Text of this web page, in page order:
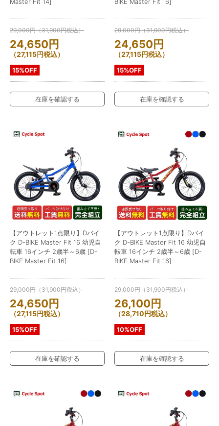
29,000円（31,900円税込）
24,650円
（27,115円税込）
15%OFF
在庫を確認する
29,000円（31,900円税込）
24,650円
（27,115円税込）
15%OFF
在庫を確認する
【アウトレット1点限り】Dバイ
ク D-BIKE Master Fit 16 幼児自
転車 16インチ 2歳半～6歳 [D-
BIKE Master Fit 16]
29,000円（31,900円税込）
24,650円
（27,115円税込）
15%OFF
在庫を確認する
【アウトレット1点限り】Dバイ
ク D-BIKE Master Fit 16 幼児自
転車 16インチ 2歳半～6歳 [D-
BIKE Master Fit 16]
29,000円（31,900円税込）
26,100円
（28,710円税込）
10%OFF
在庫を確認する